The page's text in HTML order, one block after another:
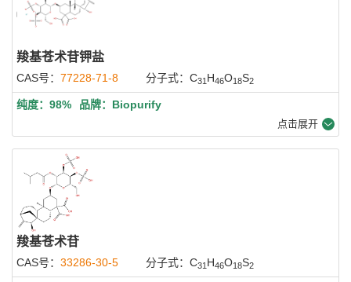
羧基苍术苷钾盐
CAS号： 77228-71-8 分子式：C31 H46O18S2
纯度：98% 品牌：Biopurify
点击展开
羧基苍术苷
CAS号： 33286-30-5 分子式：C31 H46O18S2